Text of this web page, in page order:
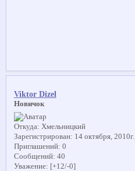
Viktor Dizel
Новичок
Откуда: Хмельницкий
Зарегистрирован: 14 октября, 2010г.
Приглашений: 0
Сообщений: 40
Уважение: [+12/-0]